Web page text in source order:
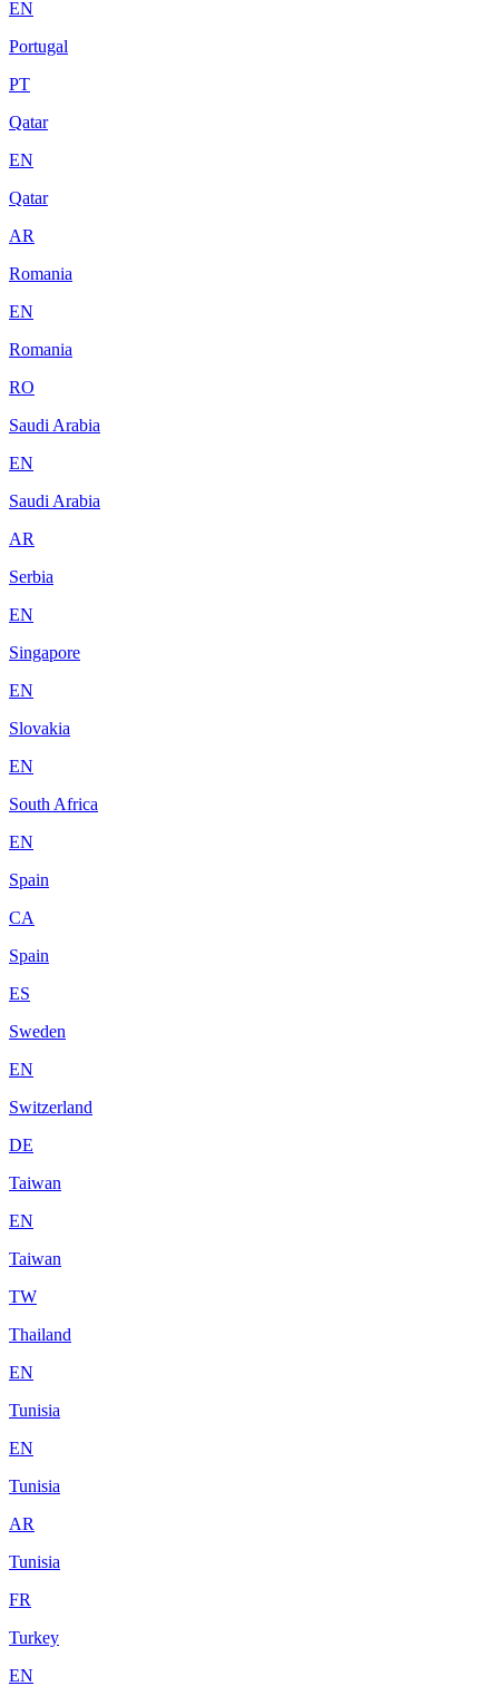
EN
Portugal
PT
Qatar
EN
Qatar
AR
Romania
EN
Romania
RO
Saudi Arabia
EN
Saudi Arabia
AR
Serbia
EN
Singapore
EN
Slovakia
EN
South Africa
EN
Spain
CA
Spain
ES
Sweden
EN
Switzerland
DE
Taiwan
EN
Taiwan
TW
Thailand
EN
Tunisia
EN
Tunisia
AR
Tunisia
FR
Turkey
EN